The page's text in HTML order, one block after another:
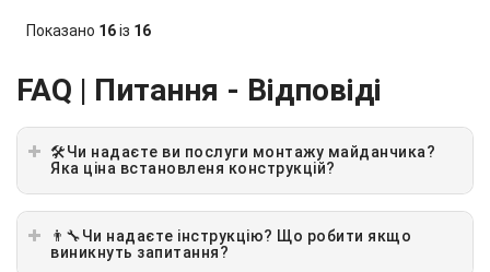
Показано 16із 16
FAQ | Питання - Відповіді
🛠Чи надаєте ви послуги монтажу майданчика?
Яка ціна встановленя конструкцій?
👨‍🔧Чи надаєте інструкцію? Що робити якщо
виникнуть запитання?